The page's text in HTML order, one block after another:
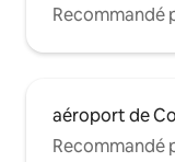
Recommandé
aéroport de
Recommandé